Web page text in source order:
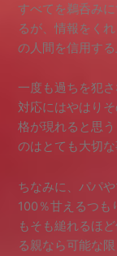
すべてを鵜呑み
るが、情報をく
の人間を信用す
一度も過ちを犯
対応にはやはり
格が現れると思
のはとても大切な
ちなみに、パパ
100％甘えるつも
もそも縋れるほ
る親なら可能な